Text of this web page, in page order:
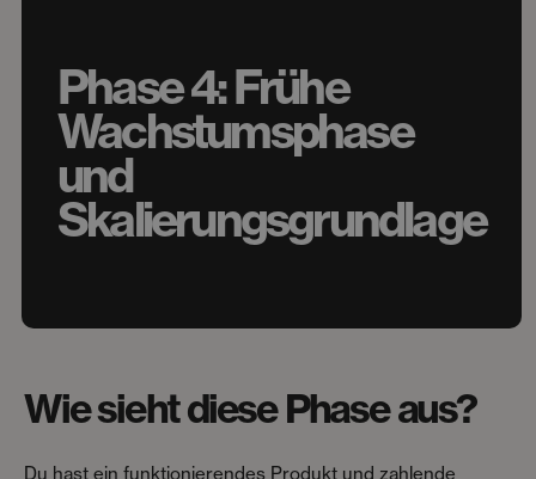
Phase 4: Frühe
Wachstumsphase
und
Skalierungsgrundlage
Wie sieht diese Phase aus?
Du hast ein funktionierendes Produkt und zahlende